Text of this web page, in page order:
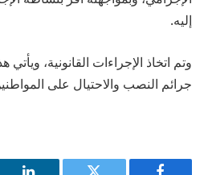
إليه.
وتم اتخاذ الإجراءات القانونية،
جرائم النصب والاحتيال على